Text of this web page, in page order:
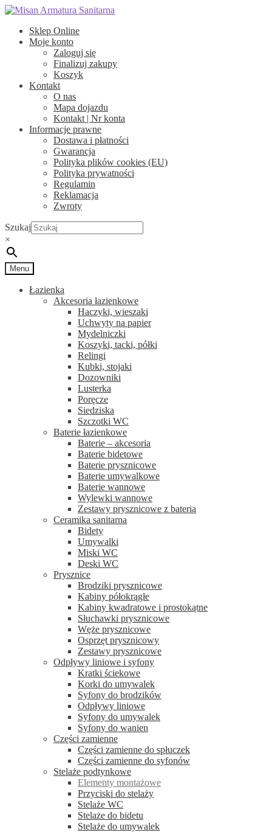
Przejdź
nawigacji
Przejdź
treści
Sklep Online
Moje konto
Zaloguj się
Finalizuj zakupy
Koszyk
Kontakt
O nas
Mapa dojazdu
Kontakt | Nr konta
Informacje prawne
Dostawa i płatności
Gwarancja
Polityka plików cookies (EU)
Polityka prywatności
Regulamin
Reklamacja
Zwroty
Szukaj
×
Menu
Łazienka
Akcesoria łazienkowe
Haczyki, wieszaki
Uchwyty na papier
Mydelniczki
Koszyki, tacki, półki
Relingi
Kubki, stojaki
Dozowniki
Lusterka
Poręcze
Siedziska
Szczotki WC
Baterie łazienkowe
Baterie – akcesoria
Baterie bidetowe
Baterie prysznicowe
Baterie umywalkowe
Baterie wannowe
Wylewki wannowe
Zestawy prysznicowe z baterią
Ceramika sanitarna
Bidety
Umywalki
Miski WC
Deski WC
Prysznice
Brodziki prysznicowe
Kabiny półokrągłe
Kabiny kwadratowe i prostokątne
Słuchawki prysznicowe
Węże prysznicowe
Osprzęt prysznicowy
Zestawy prysznicowe
Odpływy liniowe i syfony
Kratki ściekowe
Korki do umywalek
Syfony do brodzików
Odpływy liniowe
Syfony do umywalek
Syfony do wanien
Części zamienne
Części zamienne do spłuczek
Części zamienne do syfonów
Stelaże podtynkowe
Elementy montażowe
Przyciski do stelaży
Stelaże WC
Stelaże do bidetu
Stelaże do umywalek